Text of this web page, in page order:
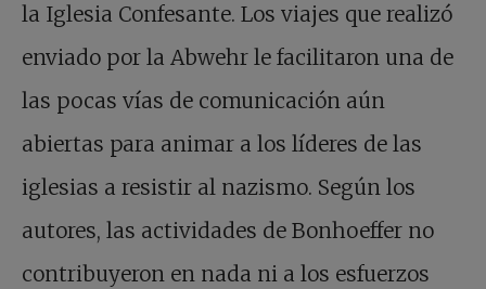
la Iglesia Confesante. Los viajes que realizó
enviado por la Abwehr le facilitaron una de
las pocas vías de comunicación aún
abiertas para animar a los líderes de las
iglesias a resistir al nazismo. Según los
autores, las actividades de Bonhoeffer no
contribuyeron en nada ni a los esfuerzos